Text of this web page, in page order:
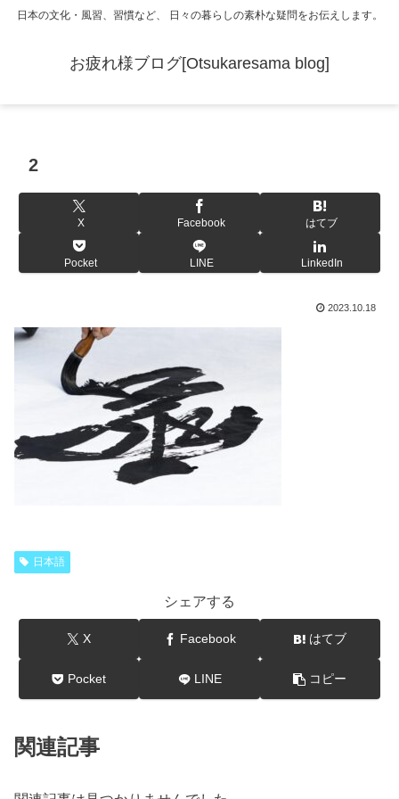
日本の文化・風習、習慣など、 日々の暮らしの素朴な疑問をお伝えします。
お疲れ様ブログ[Otsukaresama blog]
2
X Facebook はてブ
Pocket LINE LinkedIn
2023.10.18
日本語
シェアする
X Facebook はてブ
Pocket LINE コピー
関連記事